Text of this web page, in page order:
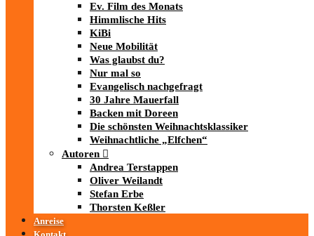
Ev. Film des Monats
Himmlische Hits
KiBi
Neue Mobilität
Was glaubst du?
Nur mal so
Evangelisch nachgefragt
30 Jahre Mauerfall
Backen mit Doreen
Die schönsten Weihnachtsklassiker
Weihnachtliche „Elfchen“
Autoren
Andrea Terstappen
Oliver Weilandt
Stefan Erbe
Thorsten Keßler
Anreise